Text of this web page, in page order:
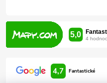
4,7 Fantastické